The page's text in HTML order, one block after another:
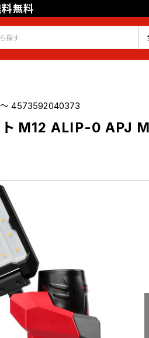
料無料
録 ログイン お気に入り
4573592040373
ト M12 ALIP-0 APJ